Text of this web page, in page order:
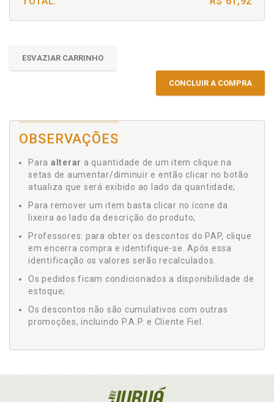
ESVAZIAR CARRINHO
CONCLUIR A COMPRA
OBSERVAÇÕES
Para alterar a quantidade de um item clique na
setas de aumentar/diminuir e então clicar no botão
atualiza que será exibido ao lado da quantidade;
Para remover um item basta clicar no ícone da
lixeira ao lado da descrição do produto;
Professores: para obter os descontos do PAP, clique
em encerra compra e identifique-se. Após essa
identificação os valores serão recalculados.
Os pedidos ficam condicionados a disponibilidade de
estoque;
Os descontos não são cumulativos com outras
promoções, incluindo P.A.P. e Cliente Fiel.